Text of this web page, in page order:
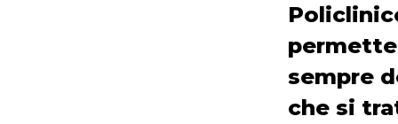
sempre
che si